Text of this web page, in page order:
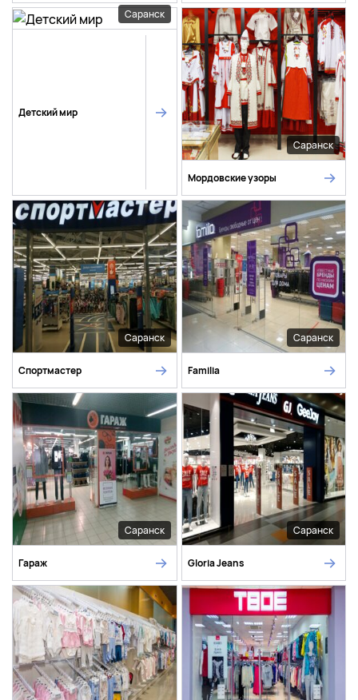
Саранск
Детский мир
Саранск
Мордовские узоры
Саранск
Спортмастер
Саранск
Familia
Саранск
Гараж
Саранск
Gloria Jeans